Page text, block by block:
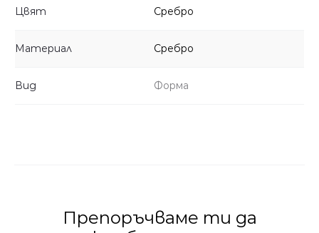
Цвят Сребро
Материал Сребро
Вид Форма
Препоръчваме ти да